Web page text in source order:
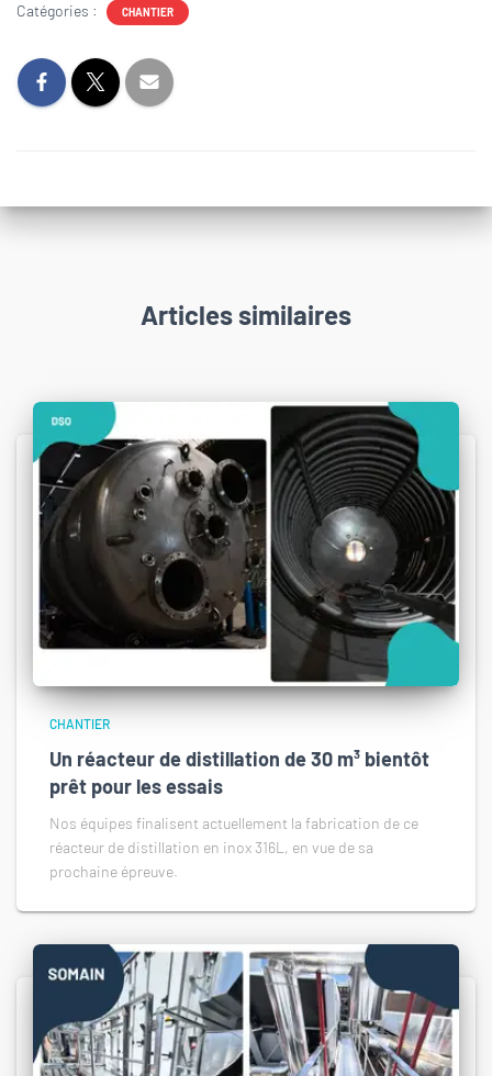
Catégories : CHANTIER
Articles similaires
CHANTIER
Un réacteur de distillation de 30 m³ bientôt
prêt pour les essais
Nos équipes finalisent actuellement la fabrication de ce
réacteur de distillation en inox 316L, en vue de sa
prochaine épreuve.